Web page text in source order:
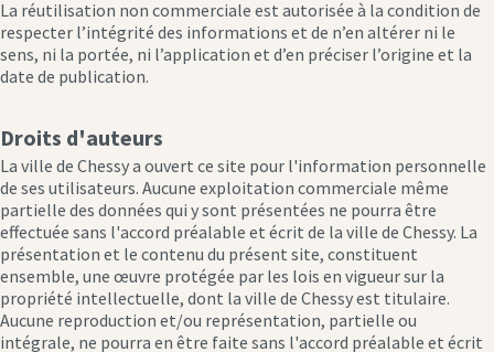
La réutilisation non commerciale est autorisée à la condition de
respecter l’intégrité des informations et de n’en altérer ni le
sens, ni la portée, ni l’application et d’en préciser l’origine et la
date de publication.
Droits d'auteurs
La ville de Chessy a ouvert ce site pour l'information personnelle
de ses utilisateurs. Aucune exploitation commerciale même
partielle des données qui y sont présentées ne pourra être
effectuée sans l'accord préalable et écrit de la ville de Chessy. La
présentation et le contenu du présent site, constituent
ensemble, une œuvre protégée par les lois en vigueur sur la
propriété intellectuelle, dont la ville de Chessy est titulaire.
Aucune reproduction et/ou représentation, partielle ou
intégrale, ne pourra en être faite sans l'accord préalable et écrit